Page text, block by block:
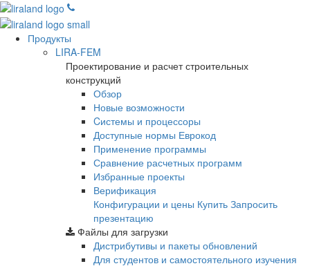
Продукты
LIRA-FEM
Проектирование и расчет строительных
конструкций
Обзор
Новые возможности
Cистемы и процессоры
Доступные нормы Еврокод
Применение программы
Сравнение расчетных программ
Избранные проекты
Верификация
Конфигурации и цены Купить Запросить
презентацию
Файлы для загрузки
Дистрибутивы и пакеты обновлений
Для студентов и самостоятельного изучения